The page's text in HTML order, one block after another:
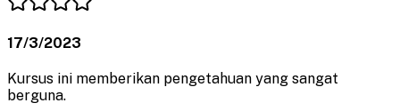
17/3/2023
Kursus ini memberikan pengetahuan yang sangat
berguna.